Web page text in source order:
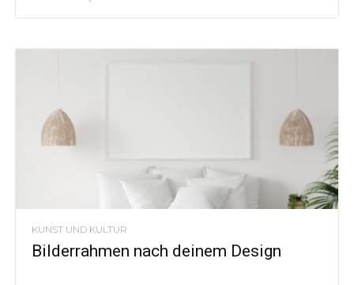
KUNST UND KULTUR
Bilderrahmen nach deinem Design